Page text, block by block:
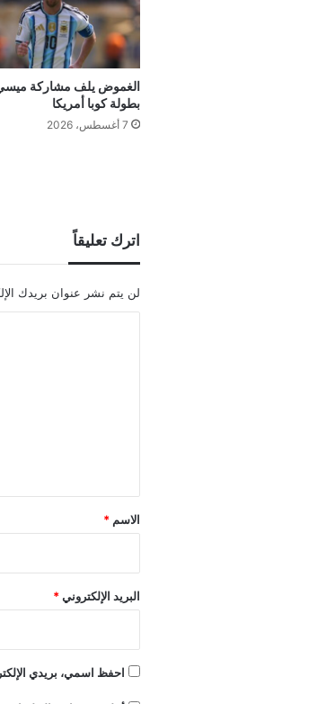
الغموض يلف مشاركة
بطولة كوبا أمريكا
7 أغسطس، 2026
اترك تعليقاً
لن يتم نشر عنوان بريدك
*
الاسم *
البريد الإلكتروني*
احفظ اسمي، بريدي